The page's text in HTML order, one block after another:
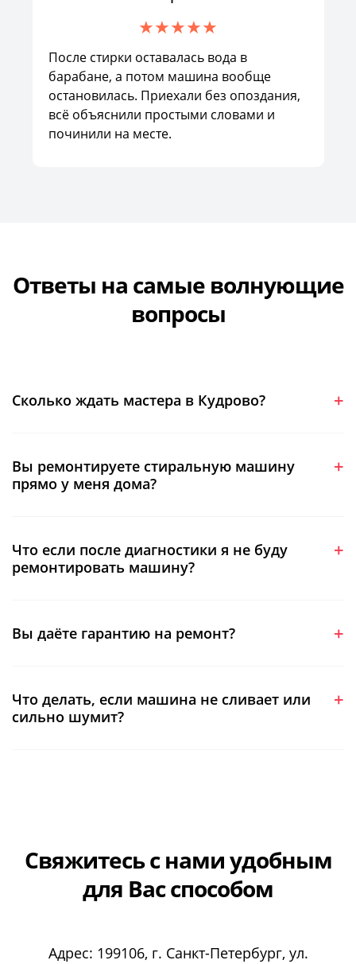
После стирки оставалась вода в
барабане, а потом машина вообще
остановилась. Приехали без опоздания,
всё объяснили простыми словами и
починили на месте.
Ответы на самые волнующие
вопросы
Сколько ждать мастера в Кудрово?
Вы ремонтируете стиральную машину
прямо у меня дома?
Что если после диагностики я не буду
ремонтировать машину?
Вы даёте гарантию на ремонт?
Что делать, если машина не сливает или
сильно шумит?
Свяжитесь с намиудобным
для Вас способом
Адрес: 199106, г. Санкт-Петербург, ул.